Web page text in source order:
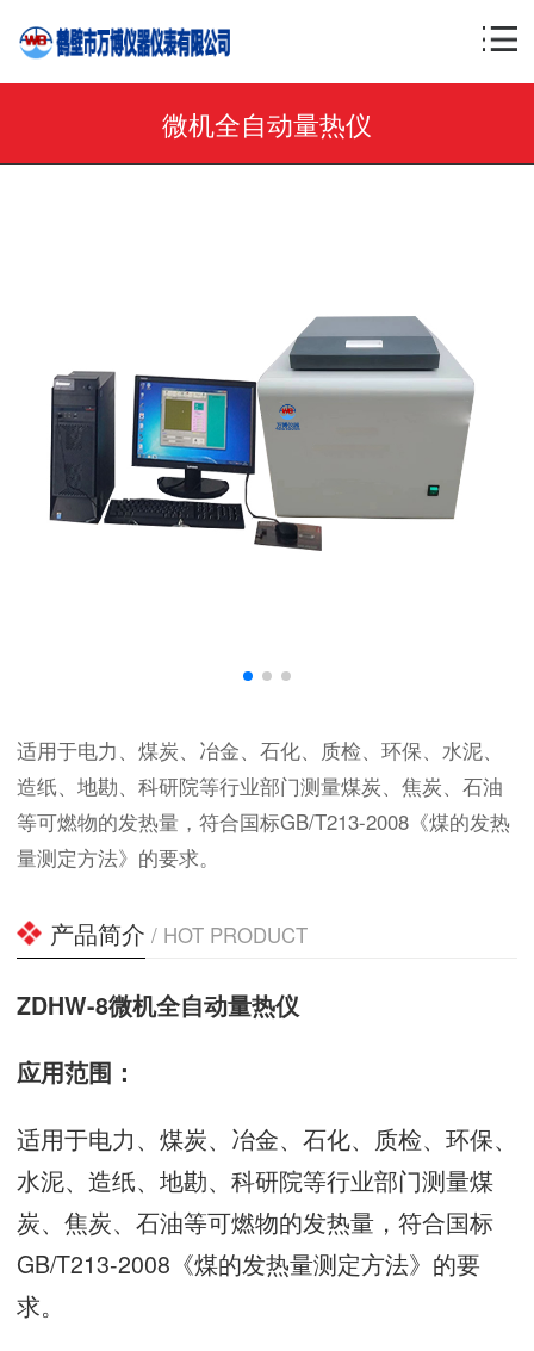
微机全自动量热仪
适用于电力、煤炭、冶金、石化、质检、环保、水泥、
造纸、地勘、科研院等行业部门测量煤炭、焦炭、石油
等可燃物的发热量，符合国标GB/T213-2008《煤的发热
量测定方法》的要求。
产品简介 / HOT PRODUCT
ZDHW-8微机全自动量热仪
应用范围：
适用于电力、煤炭、冶金、石化、质检、环保、
水泥、造纸、地勘、科研院等行业部门测量煤
炭、焦炭、石油等可燃物的发热量，符合国标
GB/T213-2008《煤的发热量测定方法》的要
求。